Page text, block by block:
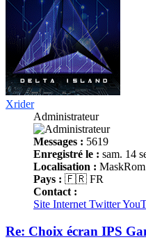
Xrider
Administrateur
Messages : 5619
Enregistré le : sam. 14
Localisation : MaskRom
Pays : 🇫🇷 FR
Contact :
Site Internet Twitter
Re: Choix écran IPS